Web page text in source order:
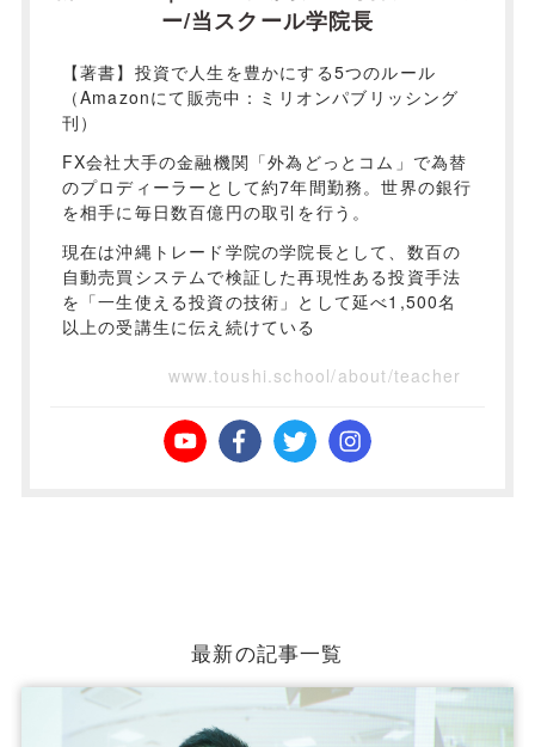
ー/当スクール学院長
【著書】投資で人生を豊かにする5つのルール
（Amazonにて販売中：ミリオンパブリッシング
刊）
FX会社大手の金融機関「外為どっとコム」で為替
のプロディーラーとして約7年間勤務。世界の銀行
を相手に毎日数百億円の取引を行う。
現在は沖縄トレード学院の学院長として、数百の
自動売買システムで検証した再現性ある投資手法
を「一生使える投資の技術」として延べ1,500名
以上の受講生に伝え続けている
www.toushi.school/about/teacher
最新の記事一覧